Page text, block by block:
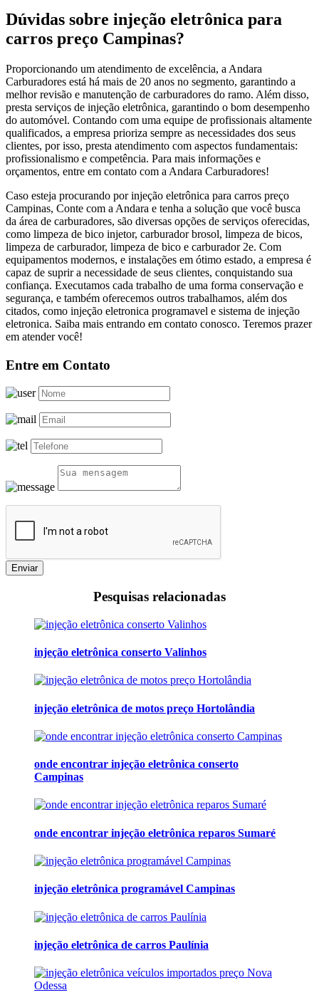
Dúvidas sobre injeção eletrônica para
carros preço Campinas?
Proporcionando um atendimento de excelência, a Andara
Carburadores está há mais de 20 anos no segmento, garantindo a
melhor revisão e manutenção de carburadores do ramo. Além disso,
presta serviços de injeção eletrônica, garantindo o bom desempenho
do automóvel. Contando com uma equipe de profissionais altamente
qualificados, a empresa prioriza sempre as necessidades dos seus
clientes, por isso, presta atendimento com aspectos fundamentais:
profissionalismo e competência. Para mais informações e
orçamentos, entre em contato com a Andara Carburadores!
Caso esteja procurando por injeção eletrônica para carros preço
Campinas, Conte com a Andara e tenha a solução que você busca
da área de carburadores, são diversas opções de serviços oferecidas,
como limpeza de bico injetor, carburador brosol, limpeza de bicos,
limpeza de carburador, limpeza de bico e carburador 2e. Com
equipamentos modernos, e instalações em ótimo estado, a empresa é
capaz de suprir a necessidade de seus clientes, conquistando sua
confiança. Executamos cada trabalho de uma forma conservação e
segurança, e também oferecemos outros trabalhamos, além dos
citados, como injeção eletronica programavel e sistema de injeção
eletronica. Saiba mais entrando em contato conosco. Teremos prazer
em atender você!
Entre em Contato
Enviar
Pesquisas relacionadas
injeção eletrônica conserto Valinhos
injeção eletrônica de motos preço Hortolândia
onde encontrar injeção eletrônica conserto
Campinas
onde encontrar injeção eletrônica reparos Sumaré
injeção eletrônica programável Campinas
injeção eletrônica de carros Paulínia